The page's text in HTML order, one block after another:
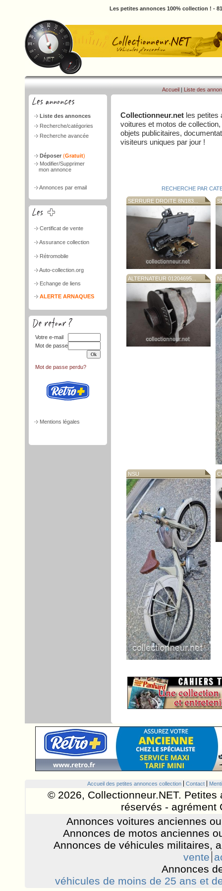
Les petites annonces 100% collection ! -
Liste des annonces
Recherche/catégories
Recherche avancée
Déposer (Gratuit)
Modifier/Supprimer
mon annonce
Annonces par email
Certificat de vente
Assurance collection
Rétromobile
Auto-collection.org
Echange de liens
ALERTE ARNAQUES
Votre e-mail
Mot de passe
Mot de passe perdu?
Mentions légales
Accueil | Liste des
Collectionneur.net les petites
voitures et motos de
objets publicitaires,
visiteurs uniques par jour !
RECHERCHE PAR
SERRURE DROITE 8N183...
ALTERNATEUR 01204695...
NSU
Accueil des petites annonces collection Contact
© 2026, Collectionneur.NET.
réservés - agrément
Annonces voitures anciennes
Annonces de motos anciennes
Annonces de véhicules militaires,
vente
Annonces
véhicules de moins de 25 ans et